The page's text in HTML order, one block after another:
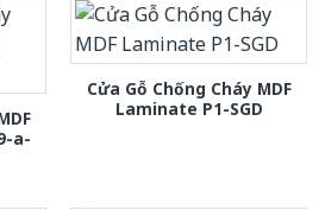
a-
Cửa Gỗ Chống Cháy MDF
Laminate P1-SGD